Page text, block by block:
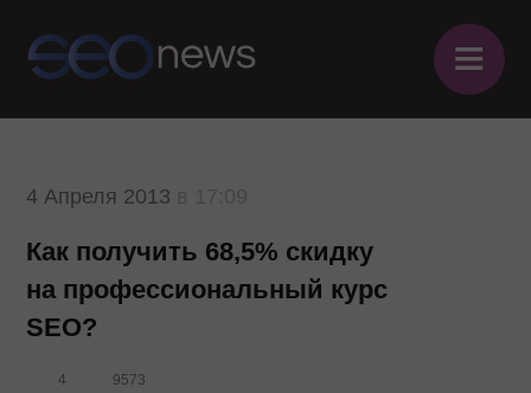
≡
4 Апреля 2013
Как получить 68,5% скидку
на профессиональный курс
SEO?
4 9573